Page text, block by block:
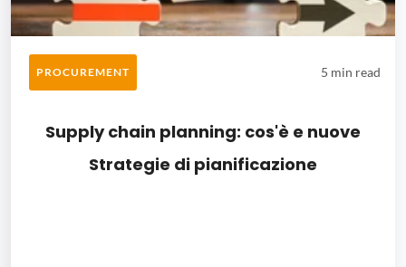
PROCUREMENT 5 min read
Supply chain planning: cos'è e nuove
Strategie di pianificazione